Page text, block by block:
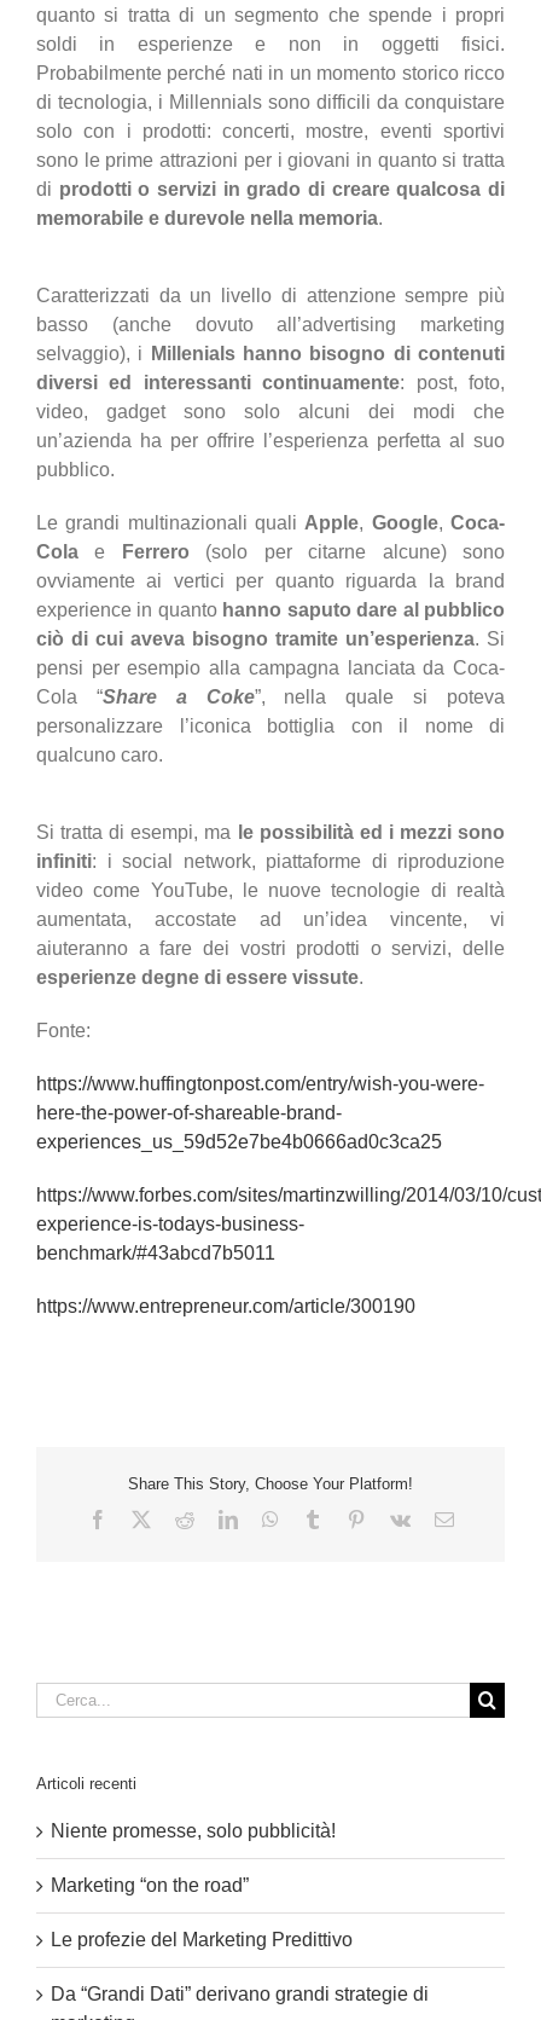
quanto si tratta di un segmento che spende i propri
soldi in esperienze e non in oggetti fisici.
Probabilmente perché nati in un momento storico ricco
di tecnologia, i Millennials sono difficili da conquistare
solo con i prodotti: concerti, mostre, eventi sportivi
sono le prime attrazioni per i giovani in quanto si tratta
di prodotti o servizi in grado di creare qualcosa di
memorabile e durevole nella memoria.
Caratterizzati da un livello di attenzione sempre più
basso (anche dovuto all’advertising marketing
selvaggio), i
Millenials hanno bisogno di contenuti
diversi ed interessanti continuamente: post, foto,
video, gadget sono solo alcuni dei modi che
un’azienda ha per offrire l’esperienza perfetta al suo
pubblico.
Le grandi multinazionali quali Apple, Google,Coca-
Cola e Ferrero (solo per citarne alcune) sono
ovviamente ai vertici per quanto riguarda la brand
experience in quanto hanno saputo dare al pubblico
ciò di cui aveva bisogno tramite un’esperienza. Si
pensi per esempio alla campagna lanciata da Coca-
Cola “Share a Coke”, nella quale si poteva
personalizzare l’iconica bottiglia con il nome di
qualcuno caro.
Si tratta di esempi, ma
le possibilità ed i mezzi sono
infiniti: i social network, piattaforme di riproduzione
video come YouTube, le nuove tecnologie di realtà
aumentata, accostate ad un’idea vincente, vi
aiuteranno a fare dei vostri prodotti o servizi, delle
esperienze degne di essere vissute.
Fonte:
https://www.huffingtonpost.com/entry/wish-you-were-
here-the-power-of-shareable-brand-
experiences_us_59d52e7be4b0666ad0c3ca25
https://www.forbes.com/sites/martinzwilling/2014/03/10/
experience-is-todays-business-
benchmark/#43abcd7b5011
https://www.entrepreneur.com/article/300190
Share This Story, Choose Your Platform!
Facebook RedditLinkedInWhatsApp
Tumblr Pinterest
Vk Email
Cerca
per:
Articoli recenti
Niente promesse, solo pubblicità!
Marketing “on the road”
Le profezie del Marketing Predittivo
Da “Grandi Dati” derivano grandi strategie di